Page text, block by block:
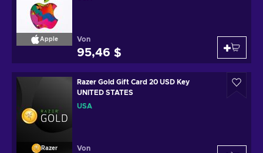
Apple Von
95,46 $
Razer
Razer Gold Gift Card 20 USD Key
UNITED STATES
USA
Von